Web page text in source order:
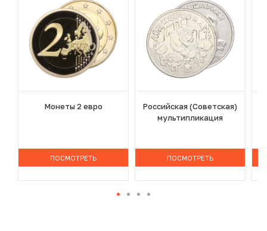
Монеты 2 евро
ПОСМОТРЕТЬ
Российская (Советская)
мультипликация
ПОСМОТРЕТЬ